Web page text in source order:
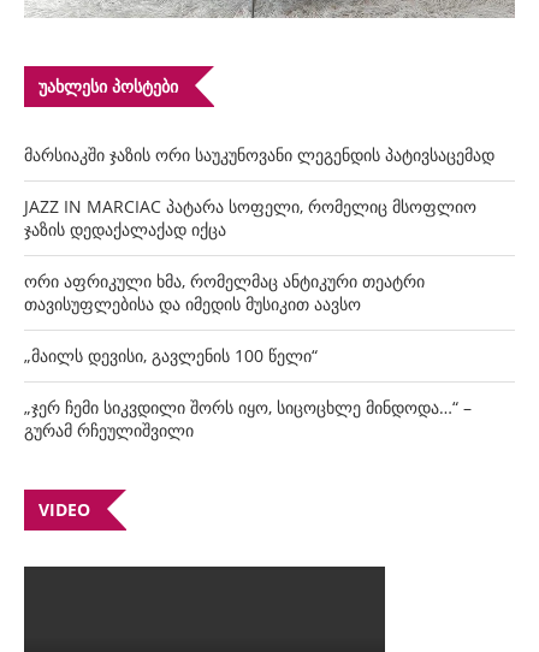
ᲣᲐᲮᲚᲔᲡᲘ ᲞᲝᲡᲢᲔᲑᲘ
მარსიაკში ჯაზის ორი საუკუნოვანი ლეგენდის პატივსაცემად
JAZZ IN MARCIAC პატარა სოფელი, რომელიც მსოფლიო
ჯაზის დედაქალაქად იქცა
ორი აფრიკული ხმა, რომელმაც ანტიკური თეატრი
თავისუფლებისა და იმედის მუსიკით აავსო
„მაილს დევისი, გავლენის 100 წელი“
„ჯერ ჩემი სიკვდილი შორს იყო, სიცოცხლე მინდოდა…“ –
გურამ რჩეულიშვილი
VIDEO